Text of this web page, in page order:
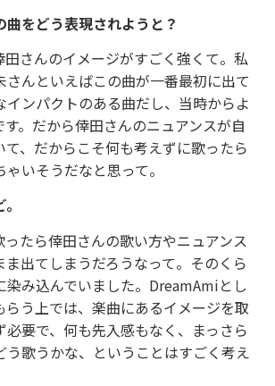
をどう表現されようと？
田さんのイメージがすごく強くて。私
さんといえばこの曲が一番最初に出て
インパクトのある曲だし、当時からよ
す。だから倖田さんのニュアンスが自
、だからこそ何も考えずに歌ったら
いそうだなと思って。
ったら倖田さんの歌い方やニュアンス
ま出てしまうだろうなって。そのくら
染み込んでいました。DreamAmiとし
らう上では、楽曲にあるイメージを取
必要で、何も先入感もなく、まっさら
う歌うかな、ということはすごく考え